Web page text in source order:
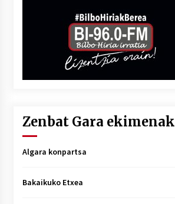
Zenbat Gara ekimenak
Algara konpartsa
Bakaikuko Etxea